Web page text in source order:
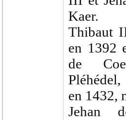
Kaer.
Thibaut
en 1392
de
en 1432,
Jehan